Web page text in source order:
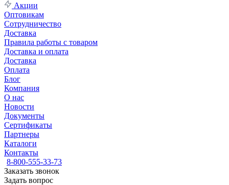
Акции
Оптовикам
Сотрудничество
Доставка
Правила работы с товаром
Доставка и оплата
Доставка
Оплата
Блог
Компания
О нас
Новости
Документы
Сертификаты
Партнеры
Каталоги
Контакты
8-800-555-33-73
Заказать звонок
Задать вопрос